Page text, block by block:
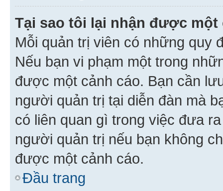
Tại sao tôi lại nhận được một
Mỗi quản trị viên có những quy
Nếu bạn vi phạm một trong
được một cảnh cáo. Bạn cần
người quản trị tại diễn đàn mà
có liên quan gì trong việc đưa
người quản trị nếu bạn không
được một cảnh cáo.
Đầu trang